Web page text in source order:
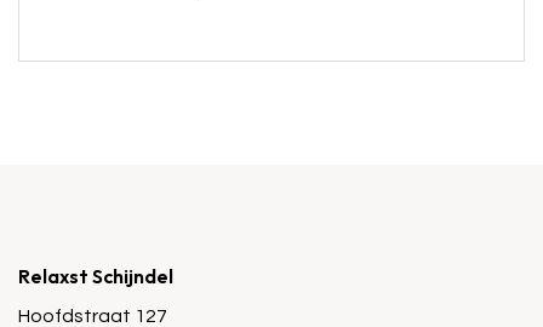
Relaxst Schijndel
Hoofdstraat 127